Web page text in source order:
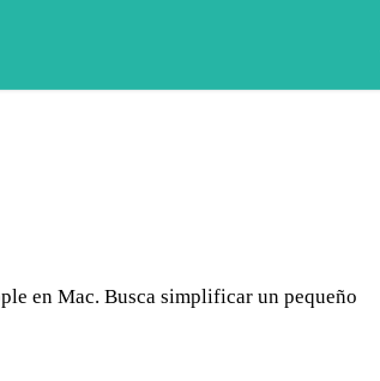
en Mac. Busca simplificar un pequeño